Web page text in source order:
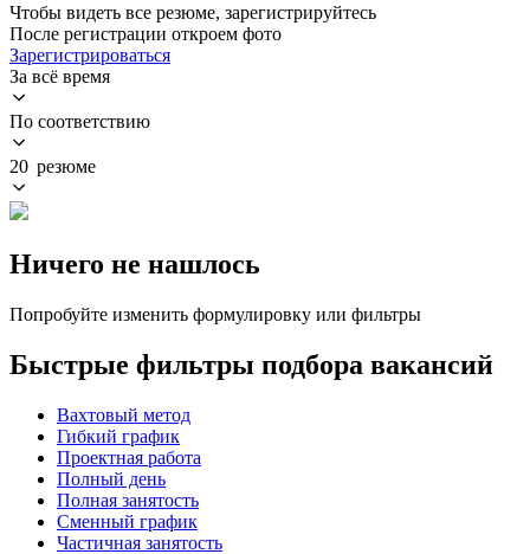
Чтобы видеть все резюме, зарегистрируйтесь
После регистрации откроем фото
Зарегистрироваться
За всё время
По соответствию
20 резюме
Ничего не нашлось
Попробуйте изменить формулировку или фильтры
Быстрые фильтры подбора вакансий
Вахтовый метод
Гибкий график
Проектная работа
Полный день
Полная занятость
Сменный график
Частичная занятость